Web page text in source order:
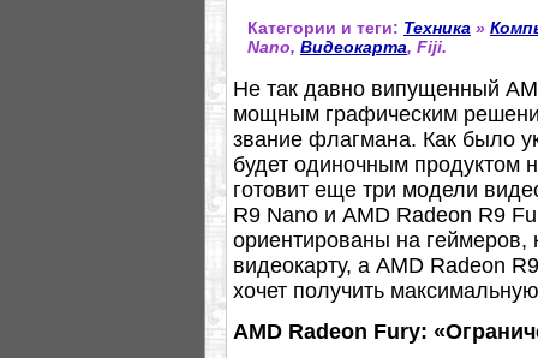
Категории и теги: Техника »
Nano, Видеокарта, Fiji.
Не так давно випущенный
мощным графическим
звание флагмана. Как было
будет одиночным продуктом
готовит еще три модели
R9 Nano и AMD Radeon R9
ориентированы на геймеров,
видеокарту, а AMD Radeon
хочет получить
AMD Radeon Fury: